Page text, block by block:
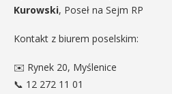
Kurowski, Poseł na Sejm RP
Kontakt z biurem poselskim:
✉️ Rynek 20, Myślenice
📞 12 272 11 01